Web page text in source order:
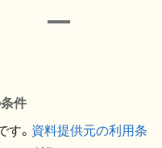
件
。 資料提供元の利用条